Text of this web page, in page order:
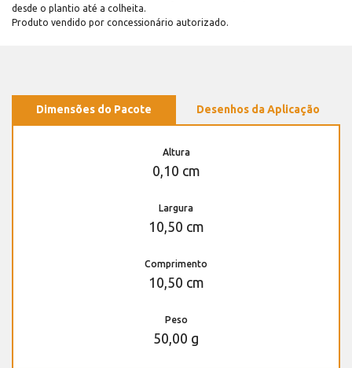
desde o plantio até a colheita.
Produto vendido por concessionário autorizado.
Dimensões do Pacote Desenhos da Aplicação
Altura
0,10 cm
Largura
10,50 cm
Comprimento
10,50 cm
Peso
50,00 g